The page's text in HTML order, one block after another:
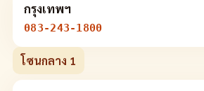
กรุงเทพฯ
083-243-1800
โซนกลาง 1